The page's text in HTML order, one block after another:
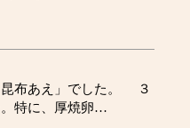
昆布あえ」でした。 ３
。特に、厚焼卵…